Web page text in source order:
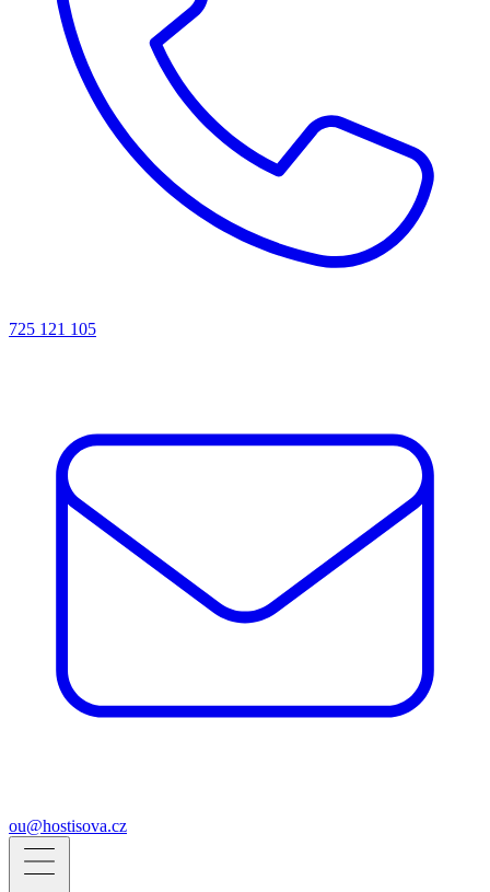
725 121 105
ou@hostisova.cz